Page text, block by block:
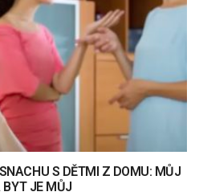
S DĚTMI Z DOMU: MŮJ
BYT JE MŮJ